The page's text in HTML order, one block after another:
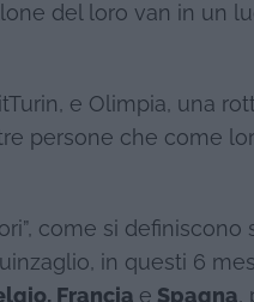
del loro van in un
e Olimpia, una
persone che come
come si definiscono
in questi 6
Francia e Spagna,